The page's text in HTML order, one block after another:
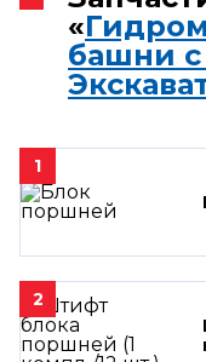
«
башни
1
2